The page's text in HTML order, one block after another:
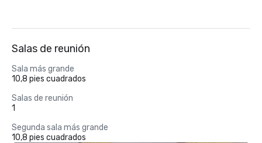
Salas de reunión
Sala más grande
10,8 pies cuadrados
Salas de reunión
1
Segunda sala más grande
10,8 pies cuadrados